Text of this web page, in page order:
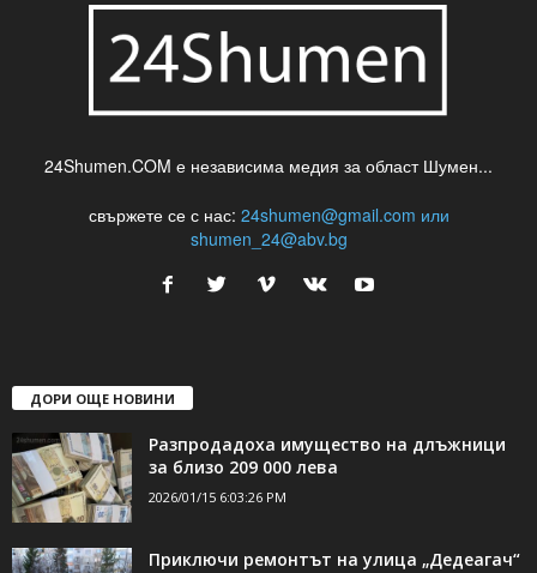
24Shumen.COM е независима медия за област Шумен...
свържете се с нас: 24shumen@gmail.com или
shumen_24@abv.bg
ДОРИ ОЩЕ НОВИНИ
Разпродадоха имущество на длъжници
за близо 209 000 лева
2026/01/15 6:03:26 PM
Приключи ремонтът на улица „Дедеагач“